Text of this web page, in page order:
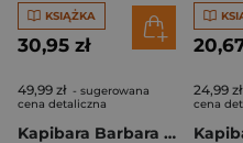
KSIĄŻKA
30,95 zł
49,99 zł - sugerowana
cena detaliczna
Kapibara Barbara i małpie figle
24,99 zł
cena